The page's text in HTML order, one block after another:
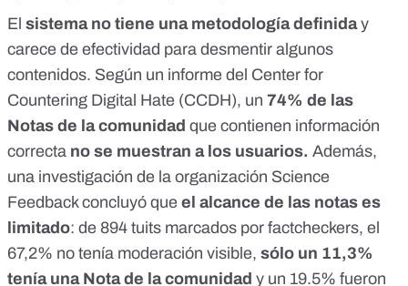
El sistema no tiene una metodología definiday
carece de efectividad para desmentir algunos
contenidos. Según un informe del Center for
Countering Digital Hate (CCDH), un 74% de las
Notas de la comunidad que contienen información
correcta no se muestran a los usuarios. Además,
una investigación de la organización Science
Feedbackconcluyó que el alcance de las notas es
limitado: de 894 tuits marcados por factcheckers, el
67,2% no tenía moderación visible, sólo un 11,3%
tenía una Nota de la comunidad y un 19.5% fueron